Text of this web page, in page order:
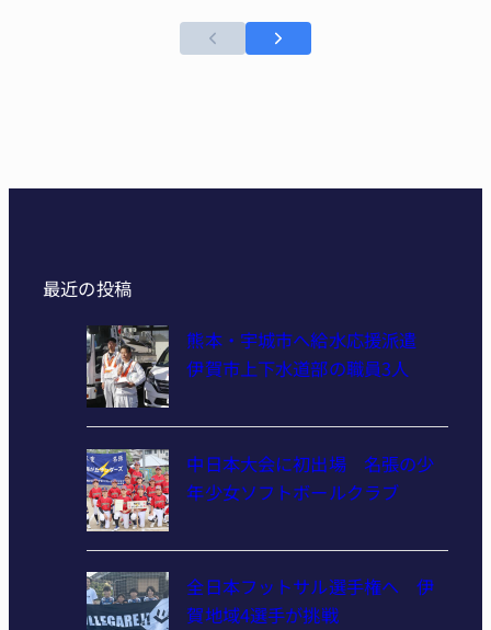
最近の投稿
熊本・宇城市へ給水応援派遣
伊賀市上下水道部の職員3人
中日本大会に初出場 名張の少
年少女ソフトボールクラブ
全日本フットサル選手権へ 伊
賀地域4選手が挑戦